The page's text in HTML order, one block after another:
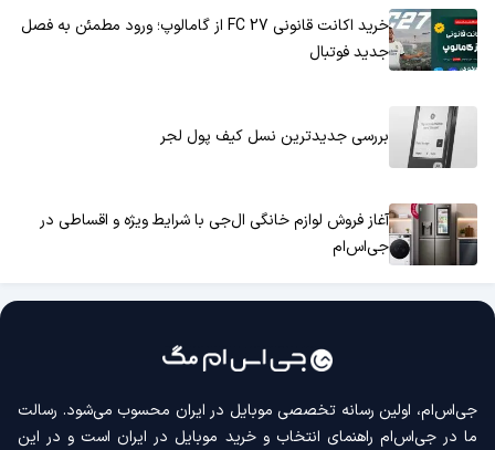
خرید اکانت قانونی FC 27 از گامالوپ؛ ورود مطمئن به فصل
جدید فوتبال
بررسی جدیدترین نسل کیف پول لجر
آغاز فروش لوازم خانگی ال‌جی با شرایط ویژه و اقساطی در
جی‌اس‌ام
جی‌اس‌ام، اولین رسانه‌ تخصصی موبایل در ایران محسوب می‌شود. رسالت
ما در جی‌اس‌ام راهنمای انتخاب و خرید موبایل در ایران است و در این